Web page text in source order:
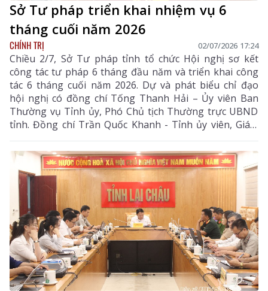
Sở Tư pháp triển khai nhiệm vụ 6
tháng cuối năm 2026
CHÍNH TRỊ 02/07/2026 17:24
Chiều 2/7, Sở Tư pháp tỉnh tổ chức Hội nghị sơ kết
công tác tư pháp 6 tháng đầu năm và triển khai công
tác 6 tháng cuối năm 2026. Dự và phát biểu chỉ đạo
hội nghị có đồng chí Tống Thanh Hải – Ủy viên Ban
Thường vụ Tỉnh ủy, Phó Chủ tịch Thường trực UBND
tỉnh. Đồng chí Trần Quốc Khanh - Tỉnh ủy viên, Giám
đốc Sở Tư pháp cùng các đồng chí Phó Giám đốc Sở
Tư pháp chủ trì, điều hành hội nghị. Hội nghị được tổ
chức theo hình thức trực tuyến từ điểm cầu tỉnh đến
điểm cầu 38 xã, phường trong tỉnh.